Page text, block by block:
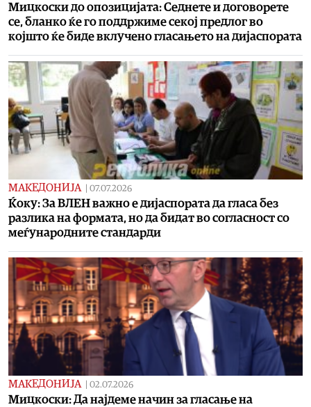
Мицкоски до опозицијата: Седнете и договорете
се, бланко ќе го поддржиме секој предлог во
којшто ќе биде вклучено гласањето на дијаспората
МАКЕДОНИЈА | 07.07.2026
Ќоку: За ВЛЕН важно е дијаспората да гласа без
разлика на формата, но да бидат во согласност со
меѓународните стандарди
МАКЕДОНИЈА | 02.07.2026
Мицкоски: Да најдеме начин за гласање на